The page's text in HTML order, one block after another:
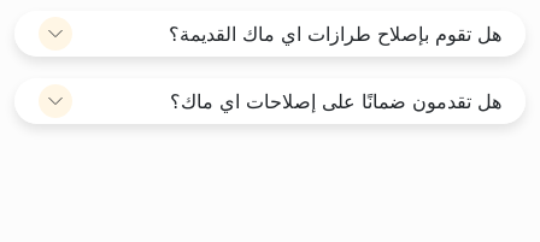
هل تقوم بإصلاح طرازات اي ماك القديمة؟
هل تقدمون ضمانًا على إصلاحات اي ماك؟